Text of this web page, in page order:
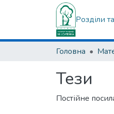
Розділи
Головна
Тези
Постійне